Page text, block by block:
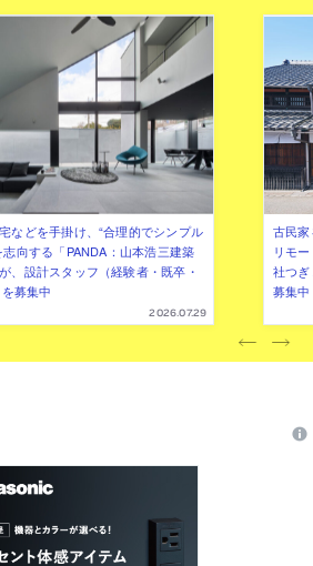
などを手掛け、“合理的でシンプル
志向する「PANDA：山本浩三建築
、設計スタッフ（経験者・既卒・
募集中
2026.07.29
古民
リモ
社つ
募集中